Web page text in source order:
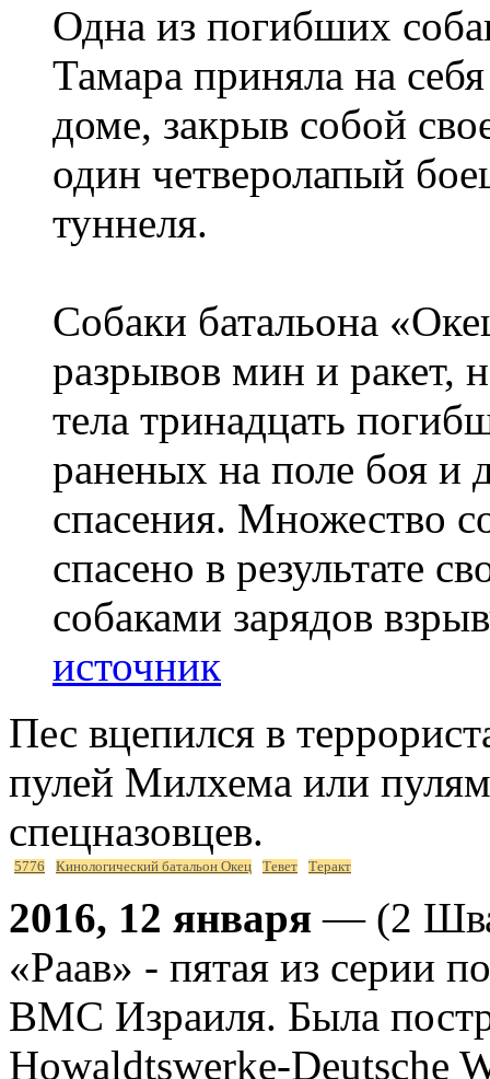
Одна из погибших
Тамара приняла на
доме, закрыв собой
один четверолапый
туннеля.
Собаки батальона
разрывов мин и ракет,
тела тринадцать
раненых на поле боя и
спасения. Множество
спасено в результате
собаками зарядов
источник
Пес вцепился в
пулей Милхема или
спецназовцев.
5776 Кинологический батальон Окец Тевет Теракт
2016, 12 января — (2
«Раав» - пятая из серии
ВМС Израиля. Была
Howaldtswerke-Deutsche